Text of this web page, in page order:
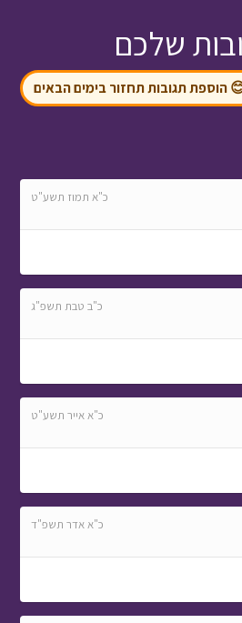
שלכם
הוספת תגובות תחזור בימים הבאים
כ"א תמוז תשע"ט
כ"ב טבת תשפ"ג
כ"א אייר תשע"ט
כ"א אדר תשפ"ד